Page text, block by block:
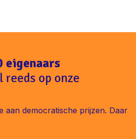
eigenaars
op onze
aan democratische prijzen. Daar